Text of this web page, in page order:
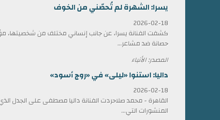
يسرا: الشهرة لم تُحصّني من الخوف
2026-02-18
كشفت الفنانة يسرا، عن جانب إنساني مختلف من شخصيتها،
حصانة ضد مشاعر...
المصدر: الأنباء
داليا: استنوا «ليلى» في «روج أسود»
2026-02-18
القاهرة - محمد صلاحردت الفنانة داليا مصطفى على الجدل الذي
المنشورات التي...